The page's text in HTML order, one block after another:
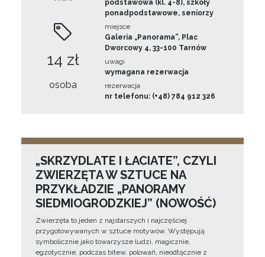
14 zł
osoba
podstawowa (kl. 4-8), szkoły
ponadpodstawowe, seniorzy
miejsce
Galeria „Panorama”, Plac
Dworcowy 4, 33-100 Tarnów
uwagi
wymagana rezerwacja
rezerwacja
nr telefonu: (+48) 784 912 326
„SKRZYDLATE I ŁACIATE”, CZYLI
ZWIERZĘTA W SZTUCE NA
PRZYKŁADZIE „PANORAMY
SIEDMIOGRODZKIEJ” (NOWOŚĆ)
Zwierzęta to jeden z najstarszych i najczęściej
przygotowywanych w sztuce motywów. Występują
symbolicznie jako towarzysze ludzi, magicznie,
egzotycznie, podczas bitew, polowań, nieodłącznie z